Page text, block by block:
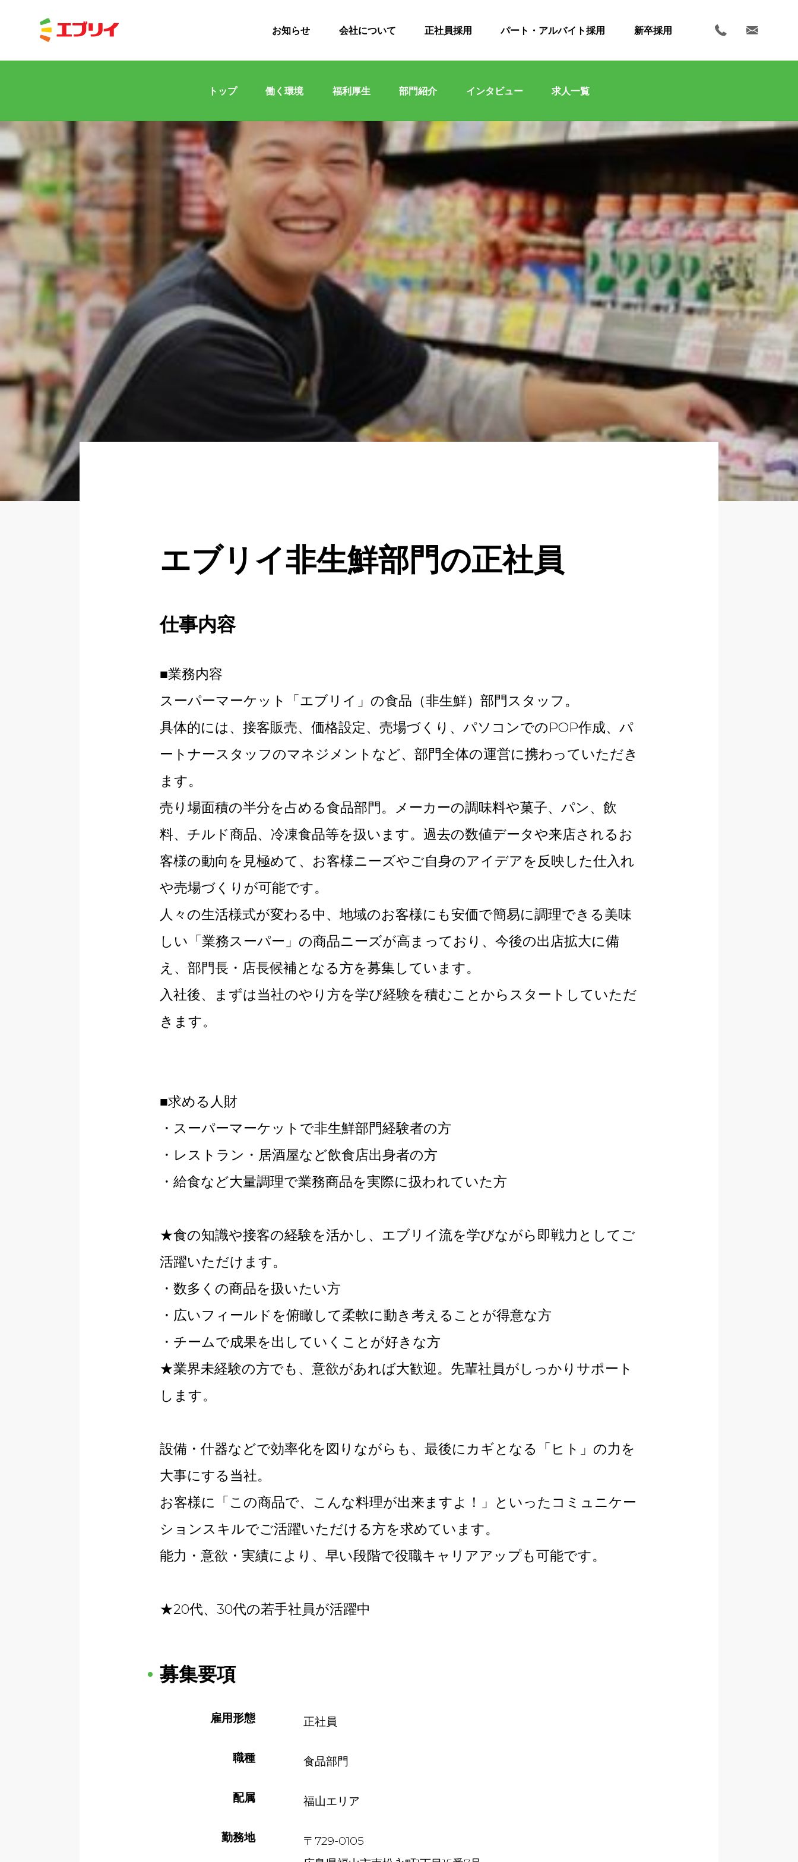
Home ホーム
News お知らせ
About 企業について
Regular 正社員採用
Partner パート・アルバイト採用
Newer 新卒採用
お知らせ 会社について 正社員採用 パート・アルバイト採用 新卒採用
トップ 働く環境 福利厚生 部門紹介 インタビュー 求人一覧
エブリイ非生鮮部門の正社員
仕事内容
■業務内容
スーパーマーケット「エブリイ」の食品（非生鮮）部門スタッフ。
具体的には、接客販売、価格設定、売場づくり、パソコンでのPOP作成、パ
ートナースタッフのマネジメントなど、部門全体の運営に携わっていただき
ます。
売り場面積の半分を占める食品部門。メーカーの調味料や菓子、パン、飲
料、チルド商品、冷凍食品等を扱います。過去の数値データや来店されるお
客様の動向を見極めて、お客様ニーズやご自身のアイデアを反映した仕入れ
や売場づくりが可能です。
人々の生活様式が変わる中、地域のお客様にも安価で簡易に調理できる美味
しい「業務スーパー」の商品ニーズが高まっており、今後の出店拡大に備
え、部門長・店長候補となる方を募集しています。
入社後、まずは当社のやり方を学び経験を積むことからスタートしていただ
きます。
■求める人財
・スーパーマーケットで非生鮮部門経験者の方
・レストラン・居酒屋など飲食店出身者の方
・給食など大量調理で業務商品を実際に扱われていた方
★食の知識や接客の経験を活かし、エブリイ流を学びながら即戦力としてご
活躍いただけます。
・数多くの商品を扱いたい方
・広いフィールドを俯瞰して柔軟に動き考えることが得意な方
・チームで成果を出していくことが好きな方
★業界未経験の方でも、意欲があれば大歓迎。先輩社員がしっかりサポート
します。
設備・什器などで効率化を図りながらも、最後にカギとなる「ヒト」の力を
大事にする当社。
お客様に「この商品で、こんな料理が出来ますよ！」といったコミュニケー
ションスキルでご活躍いただける方を求めています。
能力・意欲・実績により、早い段階で役職キャリアアップも可能です。
★20代、30代の若手社員が活躍中
募集要項
雇用形態 正社員
職種 食品部門
配属 福山エリア
勤務地
〒729-0105